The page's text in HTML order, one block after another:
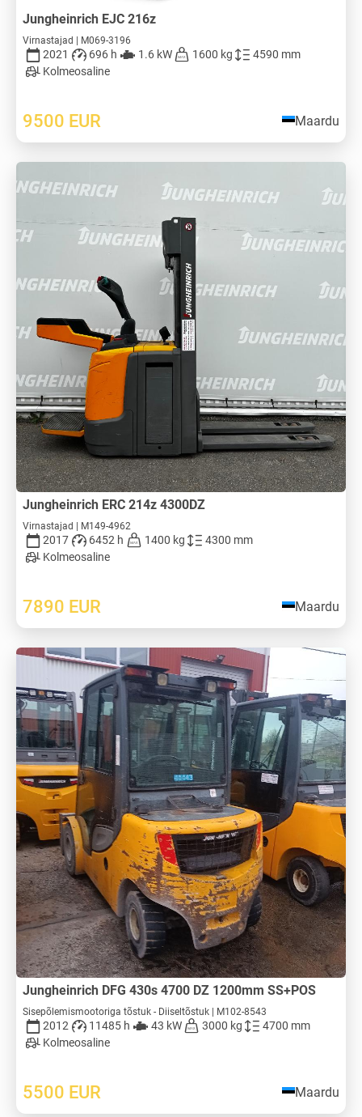
Jungheinrich EJC 216z
Virnastajad | M069-3196
2021 696 h 1.6 kW 1600 kg
4590 mm
Kolmeosaline
9500 EUR Maardu
Jungheinrich ERC 214z 4300DZ
Virnastajad | M149-4962
2017 6452 h 1400 kg
4300 mm
Kolmeosaline
7890 EUR Maardu
Jungheinrich DFG 430s 4700 DZ 1200mm SS+POS
Sisepõlemismootoriga tõstuk - Diiseltõstuk | M102-8543
2012 11485 h 43 kW 3000 kg
4700 mm
Kolmeosaline
5500 EUR Maardu